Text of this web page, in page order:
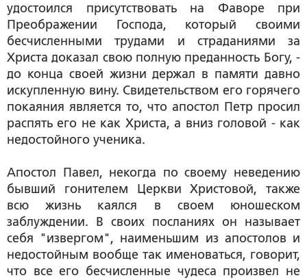
удостоился присутствовать на Фаворе при
Преображении Господа, который своими
бесчисленными трудами и страданиями за
Христа доказал свою полную преданность Богу, -
до конца своей жизни держал в памяти давно
искупленную вину. Свидетельством его горячего
покаяния является то, что апостол Петр просил
распять его не как Христа, а вниз головой - как
недостойного ученика.
Апостол Павел, некогда по своему неведению
бывший гонителем Церкви Христовой, также
всю жизнь каялся в своем юношеском
заблуждении. В своих посланиях он называет
себя "извергом", наименьшим из апостолов и
недостойным вообще так именоваться, говорит,
что все его бесчисленные чудеса произвел не